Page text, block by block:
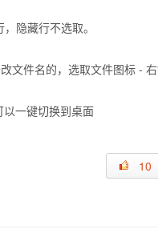
隐藏行不选取。
文件名的，选取文件图标 -
一键切换到桌面
10